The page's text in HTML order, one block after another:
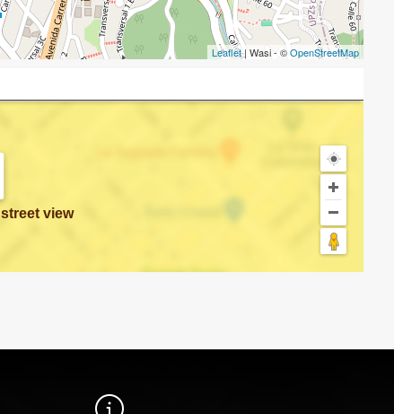
Leaflet| Wasi - ©OpenStreetMap
street view